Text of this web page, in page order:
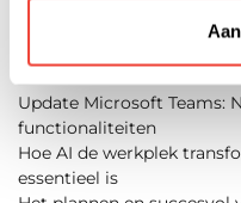
Maximaliseer
Update Microsoft Teams:
functionaliteiten
Hoe AI de werkplek
essentieel is